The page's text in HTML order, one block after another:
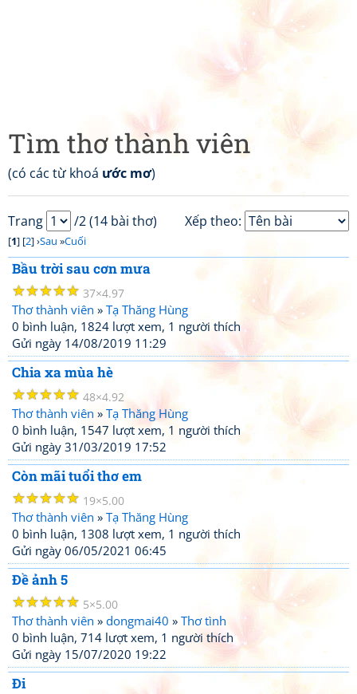
Tìm thơ thành viên
(có các từ khoá ước mơ)
Xếp theo:
Trang /2 (14 bài thơ)
[1] [2] ›Sau »Cuối
Bầu trời sau cơn mưa
☆
☆
☆
☆
☆ 37 4.97
Thơ thành viên » Tạ Thăng Hùng
0 bình luận, 1824 lượt xem, 1 người thích
Gửi ngày 14/08/2019 11:29
Chia xa mùa hè
☆
☆
☆
☆
☆ 48 4.92
Thơ thành viên » Tạ Thăng Hùng
0 bình luận, 1547 lượt xem, 1 người thích
Gửi ngày 31/03/2019 17:52
Còn mãi tuổi thơ em
☆
☆
☆
☆
☆ 19 5.00
Thơ thành viên » Tạ Thăng Hùng
0 bình luận, 1308 lượt xem, 1 người thích
Gửi ngày 06/05/2021 06:45
Đề ảnh 5
☆
☆
☆
☆
☆ 5 5.00
Thơ thành viên » dongmai40 » Thơ tình
0 bình luận, 714 lượt xem, 1 người thích
Gửi ngày 15/07/2020 19:22
Đi